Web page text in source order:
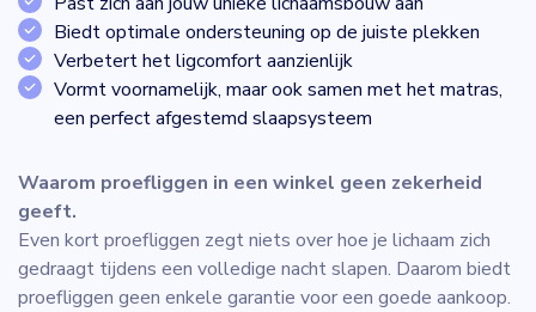
Biedt optimale ondersteuning op de juiste plekken
Verbetert het ligcomfort aanzienlijk
Vormt voornamelijk, maar ook samen met het matras,
een perfect afgestemd slaapsysteem
Waarom proefliggen in een winkel geen zekerheid
geeft.
Even kort proefliggen zegt niets over hoe je lichaam zich
gedraagt tijdens een volledige nacht slapen. Daarom biedt
proefliggen geen enkele garantie voor een goede aankoop.